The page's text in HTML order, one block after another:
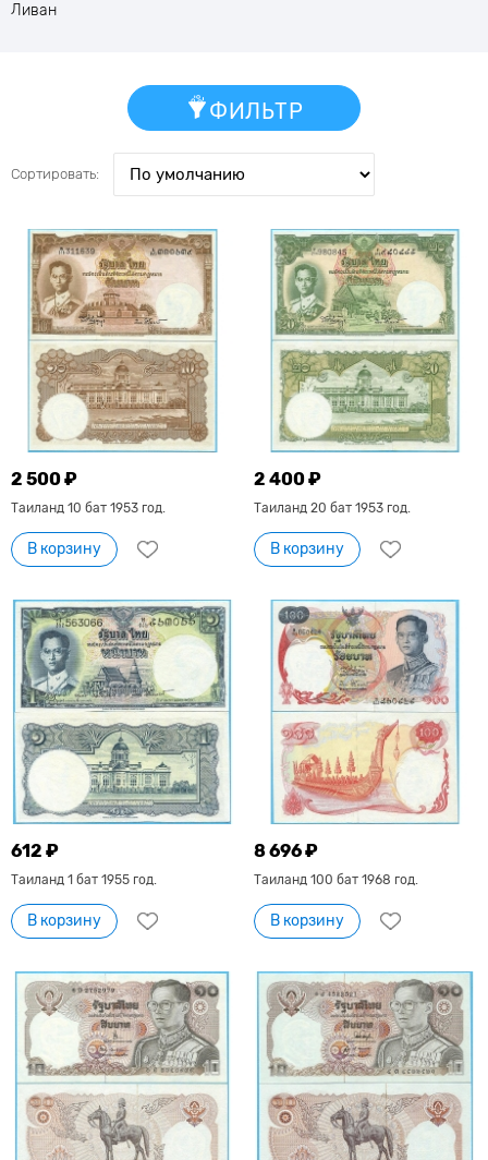
Ливан
ФИЛЬТР
Сортировать:
2 500 ₽
Таиланд 10 бат 1953 год.
В корзину
2 400 ₽
Таиланд 20 бат 1953 год.
В корзину
612 ₽
Таиланд 1 бат 1955 год.
В корзину
8 696 ₽
Таиланд 100 бат 1968 год.
В корзину